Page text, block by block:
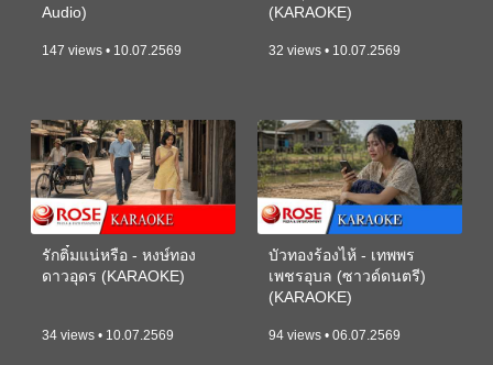
Audio)
147 views • 10.07.2569
(KARAOKE)
32 views • 10.07.2569
รักติ๋มแน่หรือ - หงษ์ทอง
ดาวอุดร (KARAOKE)
34 views • 10.07.2569
บัวทองร้องไห้ - เทพพร
เพชรอุบล (ซาวด์ดนตรี)
(KARAOKE)
94 views • 06.07.2569